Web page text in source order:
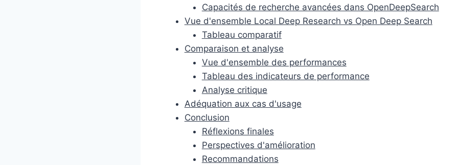
Capacités de recherche avancées dans OpenDeepSearch
Vue d'ensemble Local Deep Research vs Open Deep Search
Tableau comparatif
Comparaison et analyse
Vue d'ensemble des performances
Tableau des indicateurs de performance
Analyse critique
Adéquation aux cas d'usage
Conclusion
Réflexions finales
Perspectives d'amélioration
Recommandations